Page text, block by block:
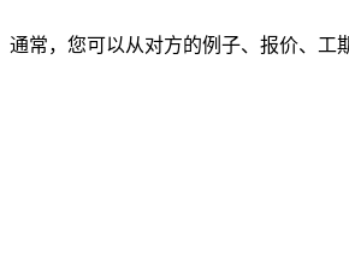
常，您可以从对方的例子、报价、工